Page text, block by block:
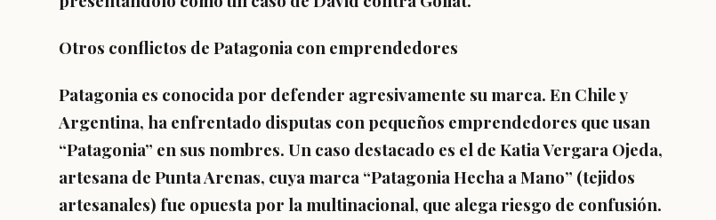
Otros conflictos de Patagonia con emprendedores
Patagonia es conocida por defender agresivamente su marca. En Chile y
Argentina, ha enfrentado disputas con pequeños emprendedores que usan
“Patagonia” en sus nombres. Un caso destacado es el de Katia Vergara Ojeda,
artesana de Punta Arenas, cuya marca “Patagonia Hecha a Mano” (tejidos
artesanales) fue opuesta por la multinacional, que alega riesgo de confusión.